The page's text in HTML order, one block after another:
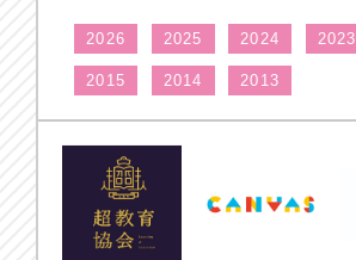
2026 2025 2024 2023
2015 2014 2013